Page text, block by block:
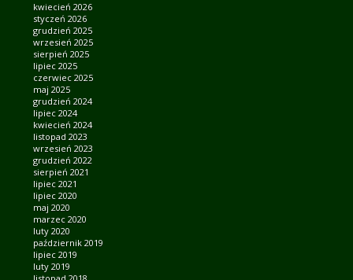
kwiecień 2026
styczeń 2026
grudzień 2025
wrzesień 2025
sierpień 2025
lipiec 2025
czerwiec 2025
maj 2025
grudzień 2024
lipiec 2024
kwiecień 2024
listopad 2023
wrzesień 2023
grudzień 2022
sierpień 2021
lipiec 2021
lipiec 2020
maj 2020
marzec 2020
luty 2020
październik 2019
lipiec 2019
luty 2019